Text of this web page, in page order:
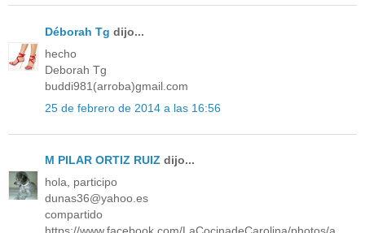
Déborah Tg dijo...
hecho
Deborah Tg
buddi981(arroba)gmail.com
25 de febrero de 2014 a las 16:56
M PILAR ORTIZ RUIZ dijo...
hola, participo
dunas36@yahoo.es
compartido